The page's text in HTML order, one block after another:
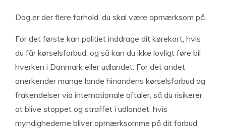
Dog er der flere forhold, du skal være opmærksom på.
For det første kan politiet inddrage dit kørekort, hvis
du får kørselsforbud, og så kan du ikke lovligt føre bil
hverken i Danmark eller udlandet. For det andet
anerkender mange lande hinandens kørselsforbud og
frakendelser via internationale aftaler, så du risikerer
at blive stoppet og straffet i udlandet, hvis
myndighederne bliver opmærksomme på dit forbud.